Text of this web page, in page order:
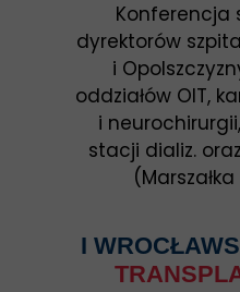
Konferencja
dyrektorów
i
oddziałów OIT,
i
stacji dializ.
I